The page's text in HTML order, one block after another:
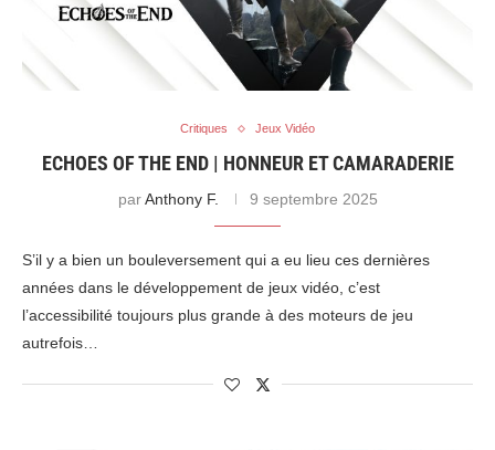
Critiques Jeux Vidéo
ECHOES OF THE END | HONNEUR ET CAMARADERIE
parAnthony F. 9 septembre 2025
S’il y a bien un bouleversement qui a eu lieu ces dernières
années dans le développement de jeux vidéo, c’est
l’accessibilité toujours plus grande à des moteurs de jeu
autrefois…